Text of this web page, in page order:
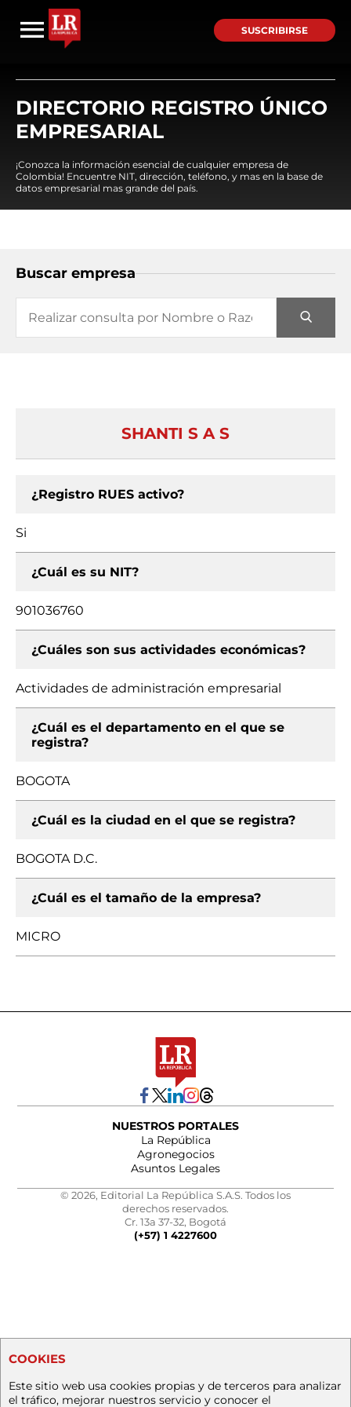
SUSCRIBIRSE
DIRECTORIO REGISTRO ÚNICO
EMPRESARIAL
¡Conozca la información esencial de cualquier empresa de
Colombia! Encuentre NIT, dirección, teléfono, y mas en la base de
datos empresarial mas grande del país.
Buscar empresa
SHANTI S A S
¿Registro RUES activo?
Si
¿Cuál es su NIT?
901036760
¿Cuáles son sus actividades económicas?
Actividades de administración empresarial
¿Cuál es el departamento en el que se
registra?
BOGOTA
¿Cuál es la ciudad en el que se registra?
BOGOTA D.C.
¿Cuál es el tamaño de la empresa?
MICRO
NUESTROS PORTALES
La República
Agronegocios
Asuntos Legales
© 2026, Editorial La República S.A.S. Todos los
derechos reservados.
Cr. 13a 37-32, Bogotá
(+57) 1 4227600
COOKIES
Este sitio web usa cookies propias y de terceros para analizar
el tráfico, mejorar nuestros servicio y conocer el